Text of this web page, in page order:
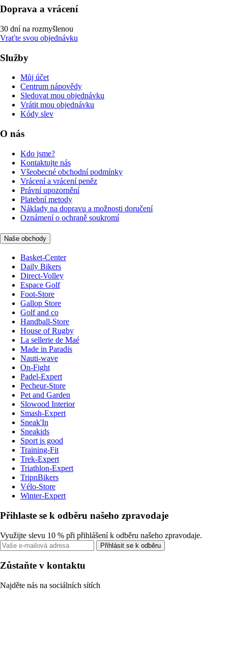
Doprava a vrácení
30 dní na rozmyšlenou
Vraťte svou objednávku
Služby
Můj účet
Centrum nápovědy
Sledovat mou objednávku
Vrátit mou objednávku
Kódy slev
O nás
Kdo jsme?
Kontaktujte nás
Všeobecné obchodní podmínky
Vrácení a vrácení peněz
Právní upozornění
Platební metody
Náklady na dopravu a možnosti doručení
Oznámení o ochraně soukromí
Naše obchody
Basket-Center
Daily Bikers
Direct-Volley
Espace Golf
Foot-Store
Gallop Store
Golf and co
Handball-Store
House of Rugby
La sellerie de Maé
Made in Paradis
Nauti-wave
On-Fight
Padel-Expert
Pecheur-Store
Pet and Garden
Slowood Interior
Smash-Expert
Sneak'In
Sneakids
Sport is good
Training-Fit
Trek-Expert
Triathlon-Expert
TripnBikers
Vélo-Store
Winter-Expert
Přihlaste se k odběru našeho zpravodaje
Využijte slevu 10 % při přihlášení k odběru našeho zpravodaje.
Přihlásit se k odběru
Zůstaňte v kontaktu
Najděte nás na sociálních sítích